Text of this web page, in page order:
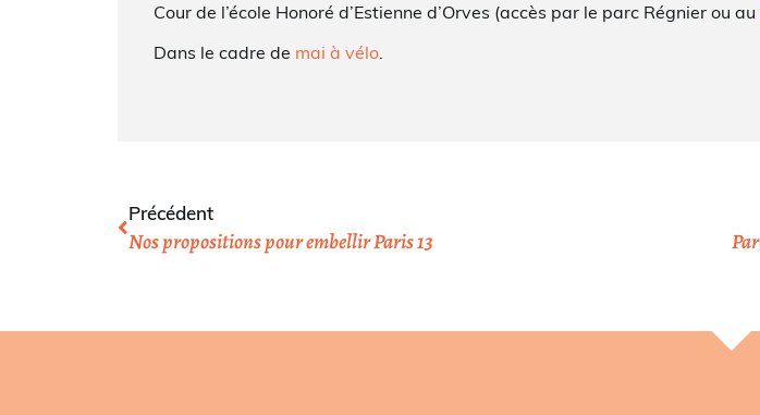
Cour de l’école Honoré d’Estienne d’Orves (accès par le parc Régnier ou au
Dans le cadre de mai à vélo
Précédent
Nos propositions pour embellir Paris 13